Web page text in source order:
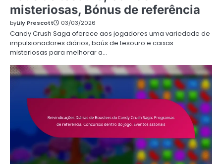
misteriosas, Bónus de referência
byLily Prescott 03/03/2026
Candy Crush Saga oferece aos jogadores uma variedade de
impulsionadores diários, baús de tesouro e caixas
misteriosas para melhorar a…